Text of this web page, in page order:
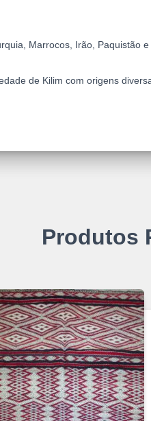
Marrocos, Irão, Paquistão e
de Kilim com origens
Produtos